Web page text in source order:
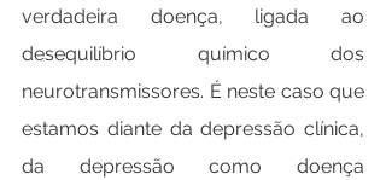
verdadeira doença, ligada ao
desequilíbrio químico dos
neurotransmissores. É neste caso que
estamos diante da depressão clínica,
da depressão como doença